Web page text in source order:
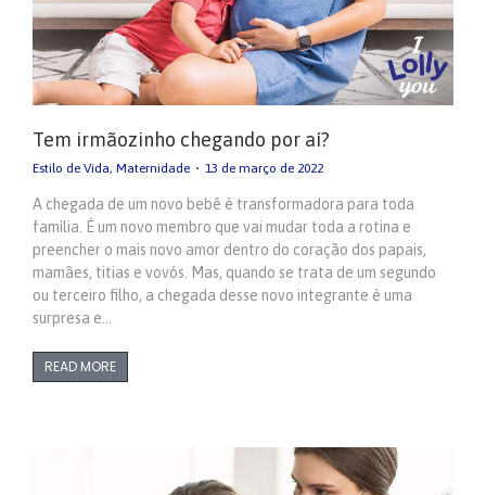
Tem irmãozinho chegando por aí?
Estilo de Vida, Maternidade 13 de março de 2022
A chegada de um novo bebê é transformadora para toda
família. É um novo membro que vai mudar toda a rotina e
preencher o mais novo amor dentro do coração dos papais,
mamães, titias e vovós. Mas, quando se trata de um segundo
ou terceiro filho, a chegada desse novo integrante é uma
surpresa e…
READ MORE